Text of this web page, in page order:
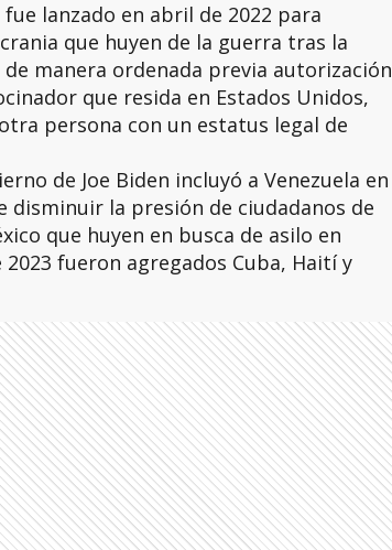
lanzado en abril de 2022 para
que huyen de la guerra tras la
manera ordenada previa autorización
que resida en Estados Unidos,
persona con un estatus legal de
de Joe Biden incluyó a Venezuela en
la presión de ciudadanos de
que huyen en busca de asilo en
fueron agregados Cuba, Haití y